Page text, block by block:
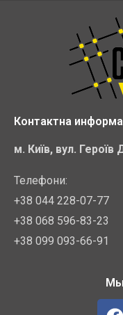
Контактна
м. Київ, вул. Героїв
Телефони:
+38 044 228-07-77
+38 068 596-83-23
+38 099 093-66-91
Мы
F